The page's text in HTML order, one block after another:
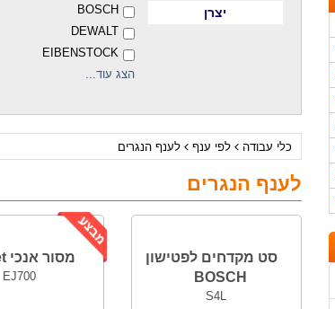
יצרן
BOSCH
DEWALT
EIBENSTOCK
הצג עוד...
כלי עבודה לפי ענף לענף הנגרים
לענף הנגרים
סט מקדחים לפטישון
BOSCH
S4L
מסור אנכי Target
EJ700